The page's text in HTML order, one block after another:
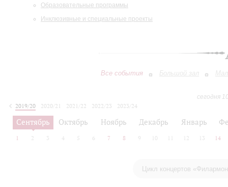
Образовательные программы
Инклюзивные и специальные проекты
Все события Большой зал
сегодня
2019/20
2020/21 2021/22 2022/23
2023/24
2024/25
2025/26
Сентябрь Октябрь Ноябрь Декабрь Январь
1 2 3 4 5 6 7 8 9 10 12 13 14
Цикл концертов